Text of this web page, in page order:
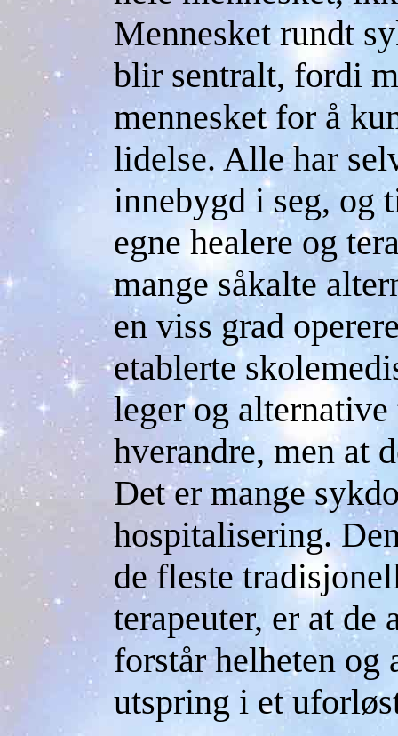
Mennesket rundt
blir sentralt, fordi
mennesket for å
lidelse. Alle har
innebygd i seg,
egne healere og
mange såkalte
en viss grad
etablerte
leger og
hverandre, men at
Det er mange
hospitalisering.
de fleste
terapeuter, er at de
forstår helheten og
utspring i et